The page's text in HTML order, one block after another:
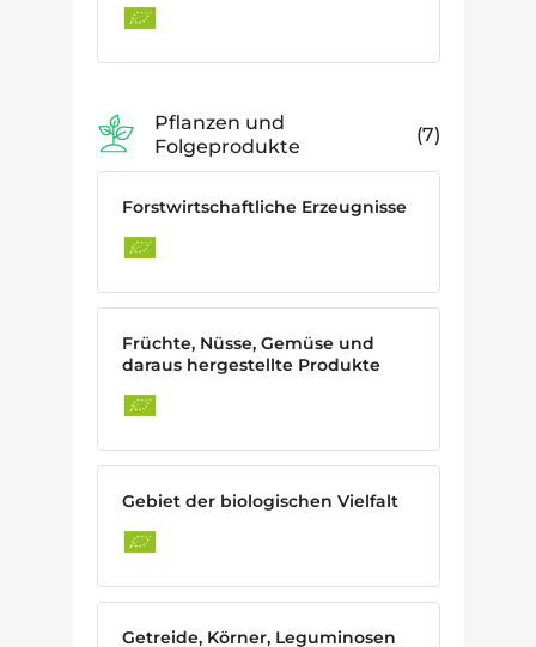
Pflanzen und
Folgeprodukte
7
Forstwirtschaftliche Erzeugnisse
Früchte, Nüsse, Gemüse und
daraus hergestellte Produkte
Gebiet der biologischen Vielfalt
Getreide, Körner, Leguminosen